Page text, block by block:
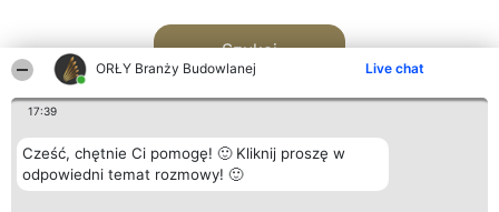
ORŁY Branży Budowlanej Live chat
17:39
Cześć, chętnie Ci pomogę! 🙂 Kliknij proszę w
odpowiedni temat rozmowy! 🙂
Szukaj